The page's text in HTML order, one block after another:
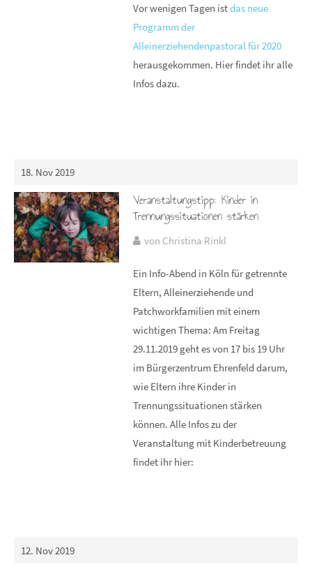
Vor wenigen Tagen istdas neue
Programm der
Alleinerziehendenpastoral für 2020
herausgekommen. Hier findet ihr alle
Infos dazu.
18. Nov 2019
Veranstaltungstipp: Kinder in
Trennungssituationen stärken
von Christina Rinkl
Ein Info-Abend in Köln für getrennte
Eltern, Alleinerziehende und
Patchworkfamilien mit einem
wichtigen Thema: Am Freitag
29.11.2019 geht es von 17 bis 19 Uhr
im Bürgerzentrum Ehrenfeld darum,
wie Eltern ihre Kinder in
Trennungssituationen stärken
können. Alle Infos zu der
Veranstaltung mit Kinderbetreuung
findet ihr hier:
12. Nov 2019